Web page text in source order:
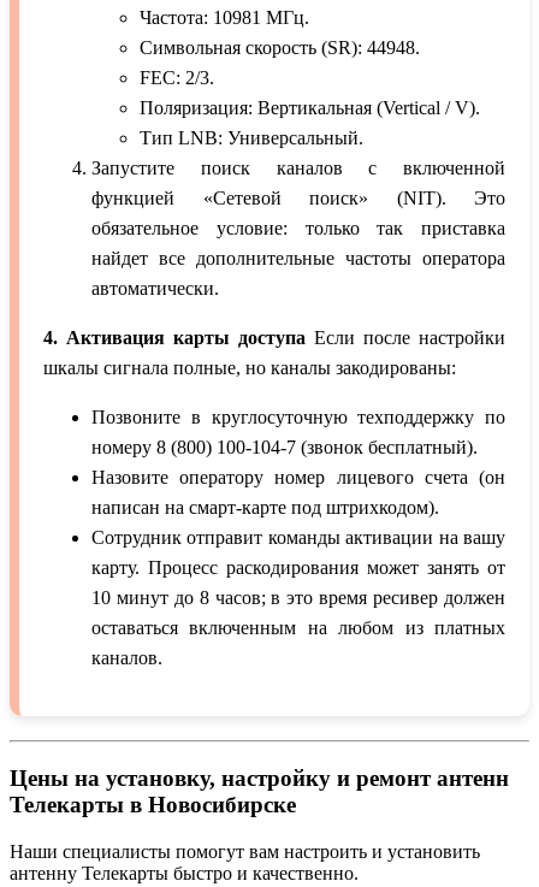
Частота: 10981 МГц.
Символьная скорость (SR): 44948.
FEC: 2/3.
Поляризация: Вертикальная (Vertical / V).
Тип LNB: Универсальный.
Запустите поиск каналов с включенной
функцией «Сетевой поиск» (NIT). Это
обязательное условие: только так приставка
найдет все дополнительные частоты оператора
автоматически.
4. Активация карты доступа Если после настройки
шкалы сигнала полные, но каналы закодированы:
Позвоните в круглосуточную техподдержку по
номеру 8 (800) 100-104-7 (звонок бесплатный).
Назовите оператору номер лицевого счета (он
написан на смарт-карте под штрихкодом).
Сотрудник отправит команды активации на вашу
карту. Процесс раскодирования может занять от
10 минут до 8 часов; в это время ресивер должен
оставаться включенным на любом из платных
каналов.
Цены на установку, настройку и ремонт антенн
Телекарты в Новосибирске
Наши специалисты помогут вам настроить и установить
антенну Телекарты быстро и качественно.